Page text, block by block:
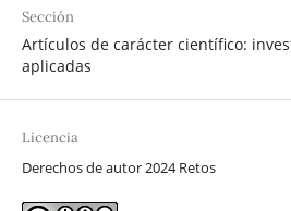
Sección
Artículos de carácter científico:
aplicadas
Licencia
Derechos de autor 2024 Retos